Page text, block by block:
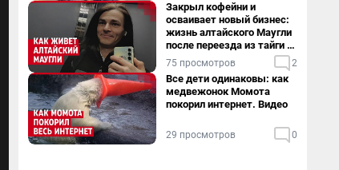
Закрыл кофейни и
осваивает новый бизнес:
жизнь алтайского Маугли
после переезда из тайги в
столицу
75 просмотров 2
Все дети одинаковы: как
медвежонок Момота
покорил интернет. Видео
29 просмотров 0